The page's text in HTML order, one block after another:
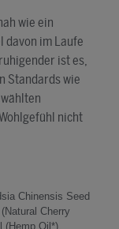
wie ein
davon im Laufe
ist es,
Standards wie
nicht
Chinensis Seed
Cherry
(Hemp Oil*),